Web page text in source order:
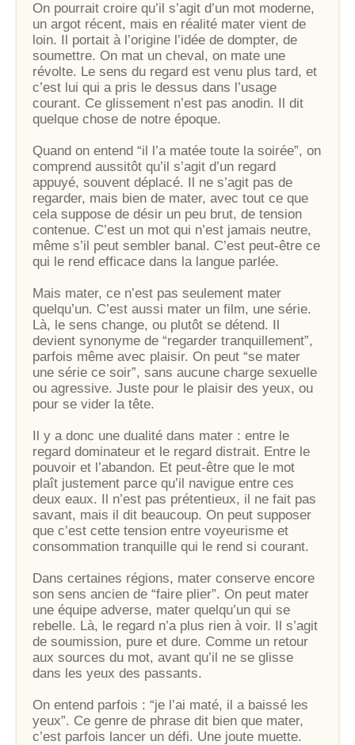
On pourrait croire qu’il s’agit d’un mot moderne,
un argot récent, mais en réalité mater vient de
loin. Il portait à l’origine l’idée de dompter, de
soumettre. On mat un cheval, on mate une
révolte. Le sens du regard est venu plus tard, et
c’est lui qui a pris le dessus dans l’usage
courant. Ce glissement n’est pas anodin. Il dit
quelque chose de notre époque.
Quand on entend “il l’a matée toute la soirée”, on
comprend aussitôt qu’il s’agit d’un regard
appuyé, souvent déplacé. Il ne s’agit pas de
regarder, mais bien de mater, avec tout ce que
cela suppose de désir un peu brut, de tension
contenue. C’est un mot qui n’est jamais neutre,
même s’il peut sembler banal. C’est peut-être ce
qui le rend efficace dans la langue parlée.
Mais mater, ce n’est pas seulement mater
quelqu’un. C’est aussi mater un film, une série.
Là, le sens change, ou plutôt se détend. Il
devient synonyme de “regarder tranquillement”,
parfois même avec plaisir. On peut “se mater
une série ce soir”, sans aucune charge sexuelle
ou agressive. Juste pour le plaisir des yeux, ou
pour se vider la tête.
Il y a donc une dualité dans mater : entre le
regard dominateur et le regard distrait. Entre le
pouvoir et l’abandon. Et peut-être que le mot
plaît justement parce qu’il navigue entre ces
deux eaux. Il n’est pas prétentieux, il ne fait pas
savant, mais il dit beaucoup. On peut supposer
que c’est cette tension entre voyeurisme et
consommation tranquille qui le rend si courant.
Dans certaines régions, mater conserve encore
son sens ancien de “faire plier”. On peut mater
une équipe adverse, mater quelqu’un qui se
rebelle. Là, le regard n’a plus rien à voir. Il s’agit
de soumission, pure et dure. Comme un retour
aux sources du mot, avant qu’il ne se glisse
dans les yeux des passants.
On entend parfois : “je l’ai maté, il a baissé les
yeux”. Ce genre de phrase dit bien que mater,
c’est parfois lancer un défi. Une joute muette.